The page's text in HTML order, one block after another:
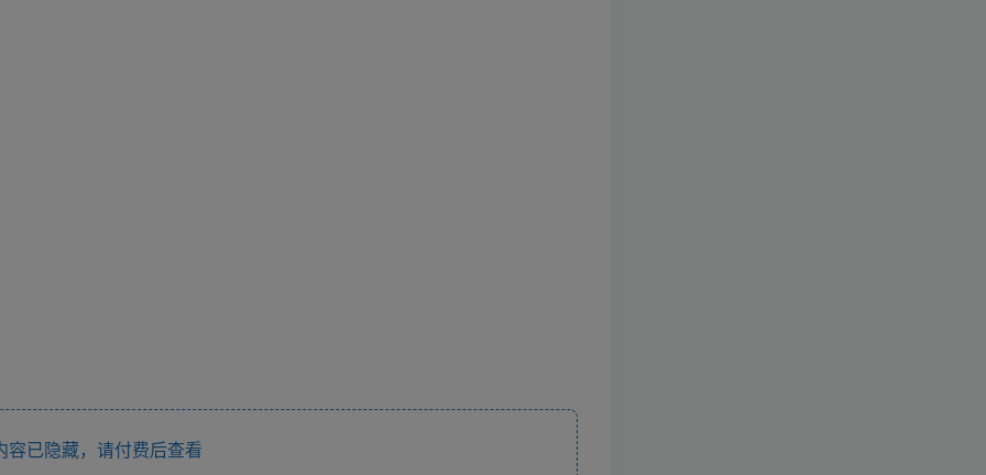
已隐藏，请付费后查看